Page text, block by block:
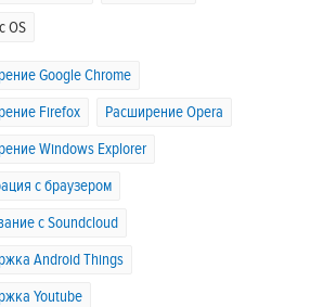
OS
Google Chrome
Firefox
Расширение Opera
Windows Explorer
с браузером
с Soundcloud
Android Things
Youtube